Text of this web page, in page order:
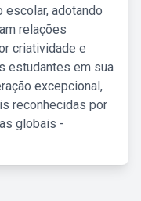
adotando
relações
criatividade e
estudantes em sua
excepcional,
reconhecidas por
globais -